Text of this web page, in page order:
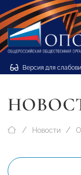
Версия для
Новости